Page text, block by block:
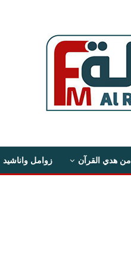
من هدي القرآن زوامل واناشيد